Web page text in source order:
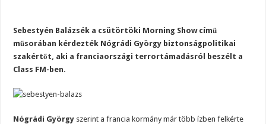
Sebestyén Balázsék a csütörtöki Morning Show című
műsorában kérdezték Nógrádi György biztonságpolitikai
szakértőt, aki a franciaországi terrortámadásról beszélt a
Class FM-ben.
Nógrádi György szerint a francia kormány már több ízben felkérte